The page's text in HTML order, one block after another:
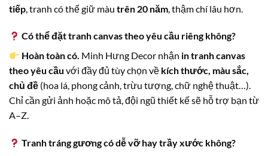
tiếp , tranh có thể giữ màu trên 20 năm , thậm chí lâu hơn.
Có thể đặt tranh canvas theo yêu cầu riêng không?
Hoàn toàn có. Minh Hưng Decor nhận in tranh canvas
theo yêu cầu với đầy đủ tùy chọn về kích thước, màu sắc,
chủ đề (hoa lá, phong cảnh, trừu tượng, chữ nghệ thuật…).
Chỉ cần gửi ảnh hoặc mô tả, đội ngũ thiết kế sẽ hỗ trợ bạn từ
A–Z.
Tranh tráng gương có dễ vỡ hay trầy xước không?